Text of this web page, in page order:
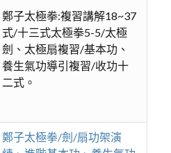
鄭子太極拳:複習講解18~37
式/十三式太極拳5-5/太極
劍、太極扇複習/基本功、
養生氣功導引複習/收功十
二式。
鄭子太極拳/劍/扇功架演